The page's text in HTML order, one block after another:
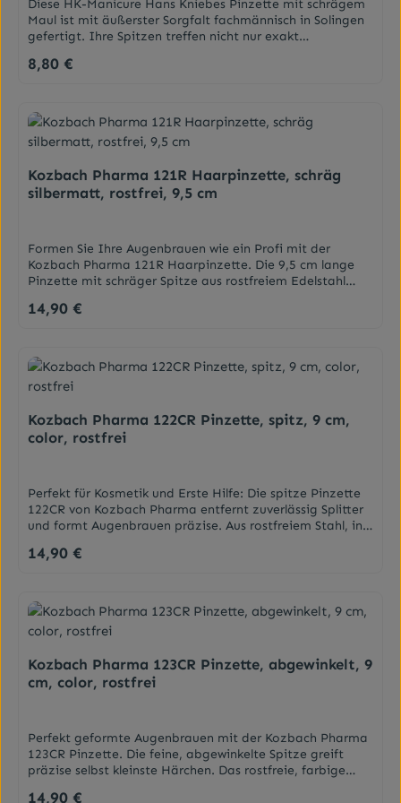
TITANIUM DIOXIDE. TOCOPHERYL ACETATE.
TRIETHOXYCAPRYLYLSILANE. ZINC OXIDE.
der Maschine gewaschen
werden.DarreichungsformKosmetikschwammAnwendungF
an, er quillt dadurch auf.Der Schwamm trocknet durch
60 °C in der Waschmaschine waschen.
Diese HK-Manicure Hans Kniebes Pinzette mit schrägem
Maul ist mit äußerster Sorgfalt fachmännisch in Solingen
gefertigt. Ihre Spitzen treffen nicht nur exakt
geschliffen, dass sie präzise schließen.Sie zupft so auch
die Handhabung.DarreichungsformPinzette - schräg, 80
mm
Regulärer Preis:
8,80 €
Kozbach Pharma 121R Haarpinzette, schräg
silbermatt, rostfrei, 9,5 cm
Formen Sie Ihre Augenbrauen wie ein Profi mit der
Kozbach Pharma 121R Haarpinzette. Die 9,5 cm lange
Pinzette mit schräger Spitze aus rostfreiem Edelstahl
langlebig für Ihr tägliches Beauty-Ritual. Am besten für:
Regulärer Preis:
14,90 €
Kozbach Pharma 122CR Pinzette, spitz, 9 cm,
color, rostfrei
Perfekt für Kosmetik und Erste Hilfe: Die spitze Pinzette
122CR von Kozbach Pharma entfernt zuverlässig Splitter
und formt Augenbrauen präzise. Aus rostfreiem Stahl, in
Länge für beste Kontrolle. DarreichungsformPinzette
Regulärer Preis:
14,90 €
Kozbach Pharma 123CR Pinzette, abgewinkelt, 9
cm, color, rostfrei
Perfekt geformte Augenbrauen mit der Kozbach Pharma
123CR Pinzette. Die feine, abgewinkelte Spitze greift
präzise selbst kleinste Härchen. Das rostfreie, farbige
Regulärer Preis:
14,90 €